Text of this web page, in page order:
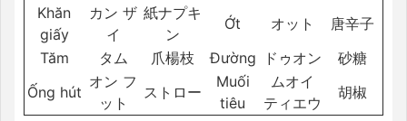
Khăn
giấy
カン ザ
イ
紙ナプキ
ン
Ớt オット
唐辛子
Tăm
タム 爪楊枝 Đường ドゥオン
砂糖
Ống hút
オン フ
ット
ストロー
Muối
tiêu
ムオイ
ティエウ
胡椒